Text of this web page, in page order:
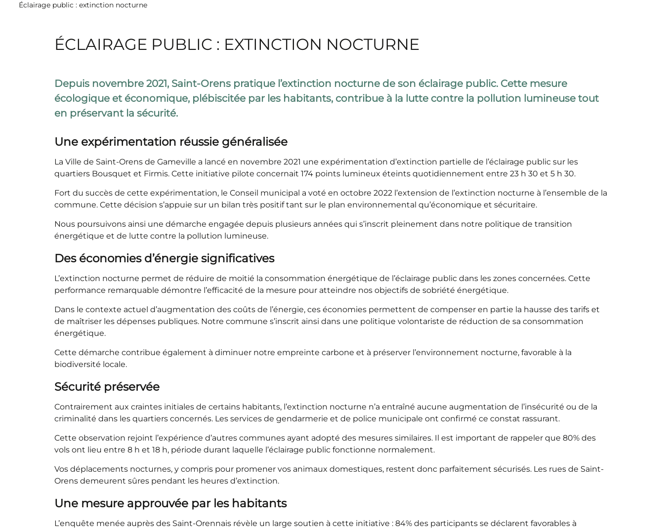
Éclairage public : extinction nocturne
ÉCLAIRAGE PUBLIC : EXTINCTION NOCTURNE
Depuis novembre 2021, Saint-Orens pratique l’extinction nocturne de son éclairage public. Cette mesure
écologique et économique, plébiscitée par les habitants, contribue à la lutte contre la pollution lumineuse tout
en préservant la sécurité.
Une expérimentation réussie généralisée
La Ville de Saint-Orens de Gameville a lancé en novembre 2021 une expérimentation d’extinction partielle de l’éclairage public sur les
quartiers Bousquet et Firmis. Cette initiative pilote concernait 174 points lumineux éteints quotidiennement entre 23 h 30 et 5 h 30.
Fort du succès de cette expérimentation, le Conseil municipal a voté en octobre 2022 l’extension de l’extinction nocturne à l’ensemble de la
commune. Cette décision s’appuie sur un bilan très positif tant sur le plan environnemental qu’économique et sécuritaire.
Nous poursuivons ainsi une démarche engagée depuis plusieurs années qui s’inscrit pleinement dans notre politique de transition
énergétique et de lutte contre la pollution lumineuse.
Des économies d’énergie significatives
L’extinction nocturne permet de réduire de moitié la consommation énergétique de l’éclairage public dans les zones concernées. Cette
performance remarquable démontre l’efficacité de la mesure pour atteindre nos objectifs de sobriété énergétique.
Dans le contexte actuel d’augmentation des coûts de l’énergie, ces économies permettent de compenser en partie la hausse des tarifs et
de maîtriser les dépenses publiques. Notre commune s’inscrit ainsi dans une politique volontariste de réduction de sa consommation
énergétique.
Cette démarche contribue également à diminuer notre empreinte carbone et à préserver l’environnement nocturne, favorable à la
biodiversité locale.
Sécurité préservée
Contrairement aux craintes initiales de certains habitants, l’extinction nocturne n’a entraîné aucune augmentation de l’insécurité ou de la
criminalité dans les quartiers concernés. Les services de gendarmerie et de police municipale ont confirmé ce constat rassurant.
Cette observation rejoint l’expérience d’autres communes ayant adopté des mesures similaires. Il est important de rappeler que 80% des
vols ont lieu entre 8 h et 18 h, période durant laquelle l’éclairage public fonctionne normalement.
Vos déplacements nocturnes, y compris pour promener vos animaux domestiques, restent donc parfaitement sécurisés. Les rues de Saint-
Orens demeurent sûres pendant les heures d’extinction.
Une mesure approuvée par les habitants
L’enquête menée auprès des Saint-Orennais révèle un large soutien à cette initiative : 84% des participants se déclarent favorables à